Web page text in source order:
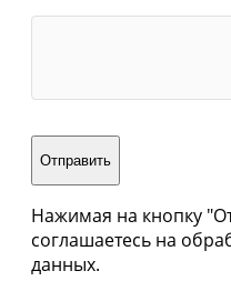
Нажимая на кнопку
соглашаетесь на
данных.